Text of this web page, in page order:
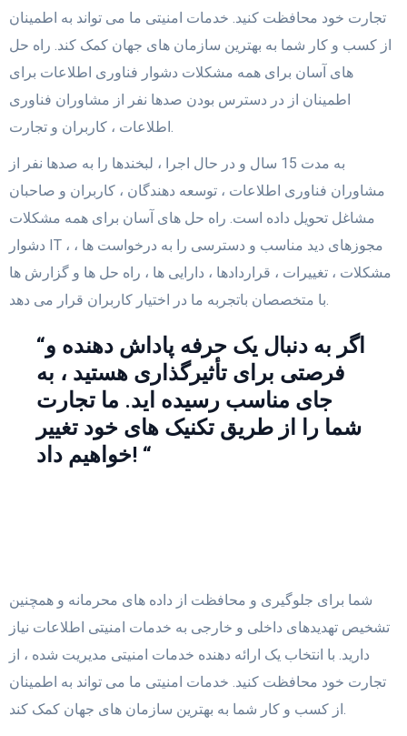
تجارت خود محافظت کنید. خدمات امنیتی ما می تواند به اطمینان
از کسب و کار شما به بهترین سازمان های جهان کمک کند. راه حل
های آسان برای همه مشکلات دشوار فناوری اطلاعات برای
اطمینان از در دسترس بودن صدها نفر از مشاوران فناوری
اطلاعات ، کاربران و تجارت.
به مدت 15 سال و در حال اجرا ، لبخندها را به صدها نفر از
مشاوران فناوری اطلاعات ، توسعه دهندگان ، کاربران و صاحبان
مشاغل تحویل داده است. راه حل های آسان برای همه مشکلات
دشوار IT ، مجوزهای دید مناسب و دسترسی را به درخواست ها ،
مشکلات ، تغییرات ، قراردادها ، دارایی ها ، راه حل ها و گزارش ها
با متخصصان باتجربه ما در اختیار کاربران قرار می دهد.
“اگر به دنبال یک حرفه پاداش دهنده و
فرصتی برای تأثیرگذاری هستید ، به
جای مناسب رسیده اید. ما تجارت
شما را از طریق تکنیک های خود تغییر
خواهیم داد! “
شما برای جلوگیری و محافظت از داده های محرمانه و همچنین
تشخیص تهدیدهای داخلی و خارجی به خدمات امنیتی اطلاعات نیاز
دارید. با انتخاب یک ارائه دهنده خدمات امنیتی مدیریت شده ، از
تجارت خود محافظت کنید. خدمات امنیتی ما می تواند به اطمینان
از کسب و کار شما به بهترین سازمان های جهان کمک کند.